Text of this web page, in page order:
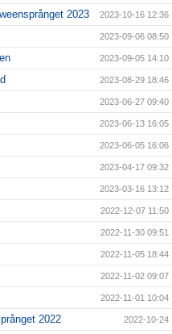
2023 2023-10-16 12:36
2023-09-06 08:50
2023-09-05 14:10
2023-08-29 18:46
2023-06-27 09:40
2023-06-13 16:05
2023-06-05 16:06
2023-04-17 09:32
2023-03-16 13:12
2022-12-07 11:50
2022-11-30 09:51
2022-11-05 18:44
2022-11-02 09:07
2022-11-01 10:04
2022 2022-10-24